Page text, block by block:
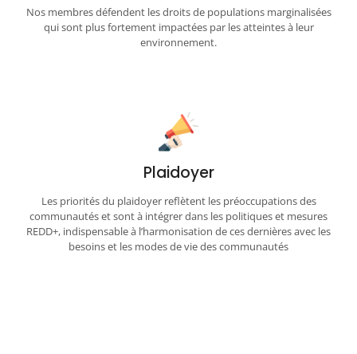
Nos membres défendent les droits de populations marginalisées
qui sont plus fortement impactées par les atteintes à leur
environnement.
Plaidoyer
Les priorités du plaidoyer reflètent les préoccupations des
communautés et sont à intégrer dans les politiques et mesures
REDD+, indispensable à l’harmonisation de ces dernières avec les
besoins et les modes de vie des communautés